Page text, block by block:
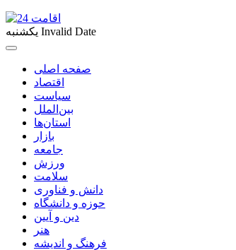
یکشنبه Invalid Date
صفحه اصلی
اقتصاد
سیاست
بین‌الملل
استان‌ها
بازار
جامعه
ورزش
سلامت
دانش و فناوری
حوزه و دانشگاه
دین و آیین
هنر
فرهنگ و اندیشه